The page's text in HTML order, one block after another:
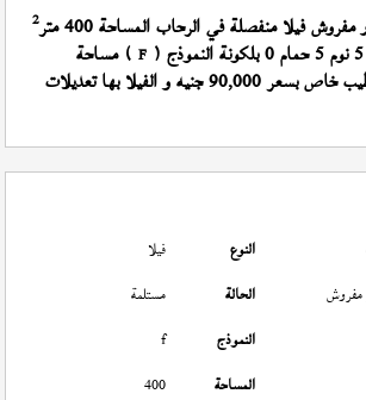
مفروش فيلا منفصلة في الرحاب المساحة 400 متر 2
(
F ) مساحة
تشطيب خاص بسعر 90,000 جنيه و الفيلا بها تعديلات
النوع
فيلا
مفروش الحالة
مستلمة
النموذج
f
المساحة
400